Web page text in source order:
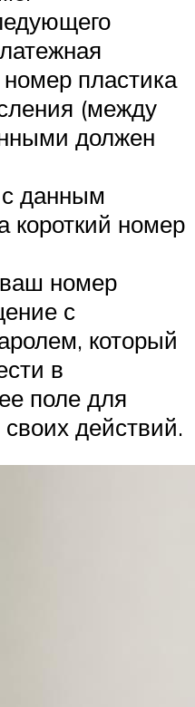
пластика
(между
должен
данным
короткий номер
ваш номер
с
который
в
поле для
действий.